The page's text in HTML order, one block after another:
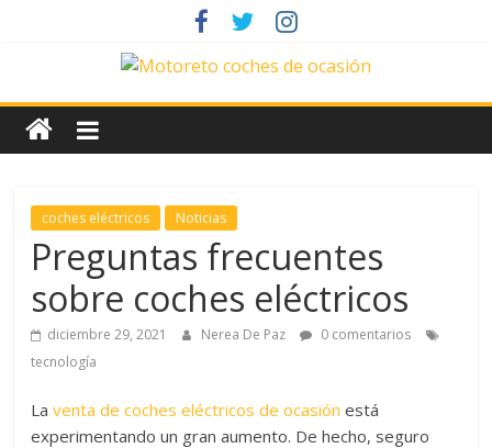
News
Motoreto
Noticias
coches
de
ocasión
coches eléctricos Noticias
Preguntas frecuentes
sobre coches eléctricos
diciembre 29, 2021 Nerea De Paz
0 comentarios
tecnología
Laventa de coches eléctricos de ocasión está
experimentando un gran aumento. De hecho, seguro